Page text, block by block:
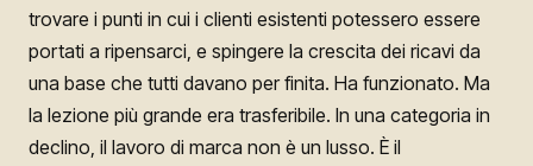
trovare i punti in cui i clienti esistenti potessero essere
portati a ripensarci, e spingere la crescita dei ricavi da
una base che tutti davano per finita. Ha funzionato. Ma
la lezione più grande era trasferibile. In una categoria in
declino, il lavoro di marca non è un lusso. È il